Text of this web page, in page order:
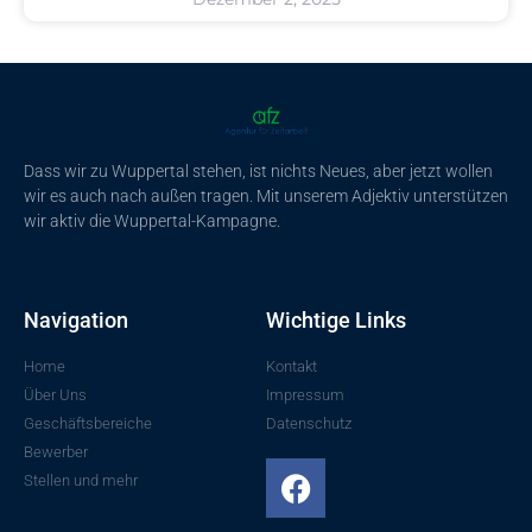
Dass wir zu Wuppertal stehen, ist nichts Neues, aber jetzt wollen
wir es auch nach außen tragen. Mit unserem Adjektiv unterstützen
wir aktiv die Wuppertal-Kampagne.
Navigation
Home
Über Uns
Geschäftsbereiche
Bewerber
Stellen und mehr
Wichtige Links
Kontakt
Impressum
Datenschutz